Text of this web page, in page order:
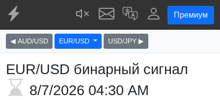
Премиум
◀ AUD/USD EUR/USD USD/JPY ▶
EUR/USD бинарный сигнал
8/7/2026 04:30 AM